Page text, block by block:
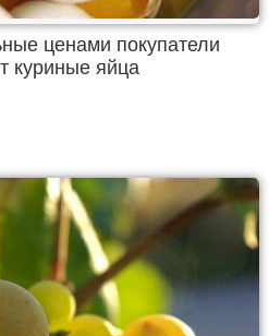
ценами покупатели
куриные яйца